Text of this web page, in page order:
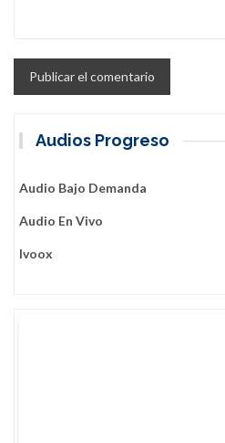
Audios Progreso
Audio Bajo Demanda
Audio En Vivo
Ivoox